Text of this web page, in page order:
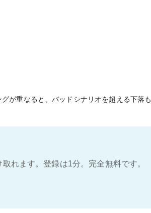
が重なると、バッドシナリオを超える下落も
れます。登録は1分。完全無料です。